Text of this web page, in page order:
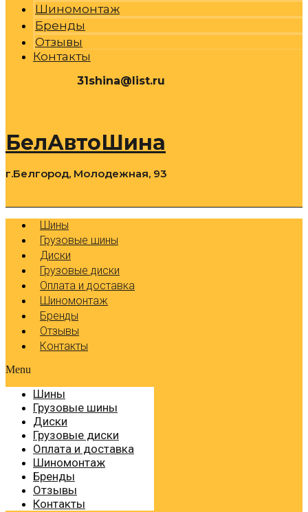
Шиномонтаж
Бренды
Отзывы
Контакты
31shina@list.ru
БелАвтоШина
г.Белгород, Молодежная, 93
Шины
Грузовые шины
Диски
Грузовые диски
Оплата и доставка
Шиномонтаж
Бренды
Отзывы
Контакты
Menu
Шины
Грузовые шины
Диски
Грузовые диски
Оплата и доставка
Шиномонтаж
Бренды
Отзывы
Контакты